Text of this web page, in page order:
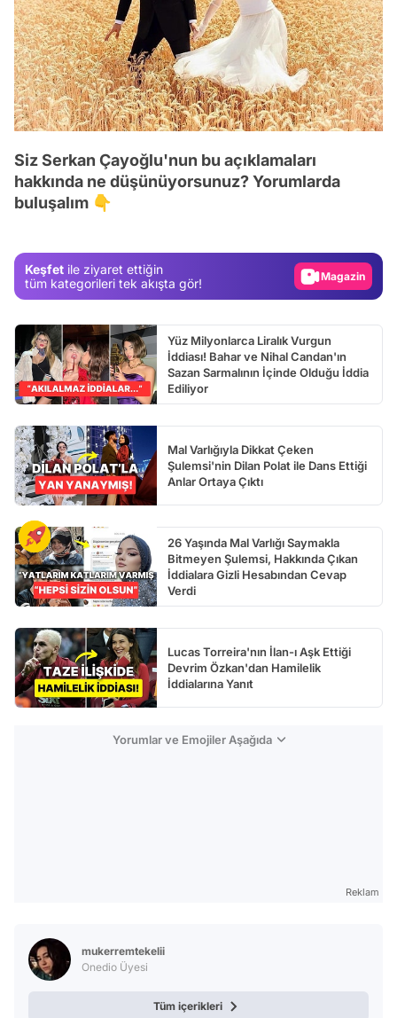
Siz Serkan Çayoğlu'nun bu açıklamaları
hakkında ne düşünüyorsunuz? Yorumlarda
buluşalım 👇
Keşfet ile ziyaret ettiğin
tüm kategorileri tek akışta gör!
Magazin
Video
Test
Yüz Milyonlarca Liralık Vurgun
İddiası! Bahar ve Nihal Candan'ın
Sazan Sarmalının İçinde Olduğu İddia
Ediliyor
Mal Varlığıyla Dikkat Çeken
Şulemsi'nin Dilan Polat ile Dans Ettiği
Anlar Ortaya Çıktı
26 Yaşında Mal Varlığı Saymakla
Bitmeyen Şulemsi, Hakkında Çıkan
İddialara Gizli Hesabından Cevap
Verdi
Lucas Torreira'nın İlan-ı Aşk Ettiği
Devrim Özkan'dan Hamilelik
İddialarına Yanıt
Yorumlar ve Emojiler Aşağıda
Reklam
mukerremtekelii
Onedio Üyesi
Tüm içerikleri